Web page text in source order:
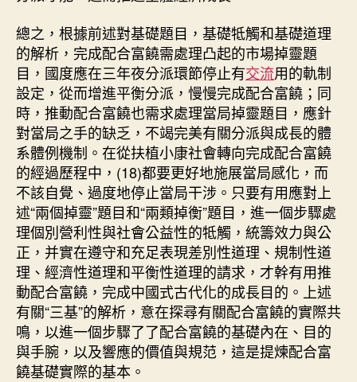
總之，根據前述對基礎題目，基礎牴觸和基礎道理
的解析，完成配合富饒需處理凸起的市場掉靈題
目，國度應在三年夜分派環節停止有交流用的軌制
設定，從而增進平衡分派，慢慢完成配合富饒；同
時，推動配合富饒也需求處理當局掉靈題目，應針
對當局之手的缺乏，不竭完美有關分派與成長的體
系體例機制。在從扶植小康社會轉向完成配合富饒
的經過歷程中，(18)都要更好地施展當局感化，而
不該自覺、過度地停止當局干涉。只要有用應對上
述“兩個掉靈”題目和“兩類掉衡”題目，進一個步驟處
理個別營利性與社會公益性的牴觸，統籌效力與公
正，并實在遵守和充足表現差別性道理、規制性道
理、經濟性道理和平衡性道理的請求，才幹有用推
動配合富饒，完成中國式古代化的成長目的。上述
有關“三基”的解析，意在探尋有關配合富饒的實際共
鳴，以進一個步驟了了配合富饒的基礎內在、目的
與手腕，以及響應的價值與規范，這是提煉配合富
饒基礎實際的基本。